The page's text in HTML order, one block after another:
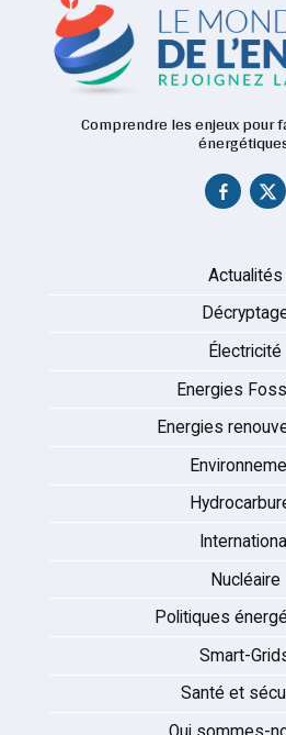
Comprendre les enjeux pour
Actualités
Électricité
Energies
Energies
International
Nucléaire
Politiques
Smart-
Santé et